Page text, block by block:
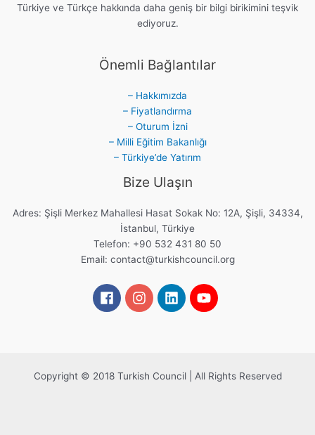
Türkiye ve Türkçe hakkında daha geniş bir bilgi birikimini teşvik
ediyoruz.
Önemli Bağlantılar
– Hakkımızda
– Fiyatlandırma
– Oturum İzni
– Milli Eğitim Bakanlığı
– Türkiye’de Yatırım
Bize Ulaşın
Adres: Şişli Merkez Mahallesi Hasat Sokak No: 12A, Şişli, 34334,
İstanbul, Türkiye
Telefon: +90 532 431 80 50
Email: contact@turkishcouncil.org
Copyright © 2018 Turkish Council | All Rights Reserved